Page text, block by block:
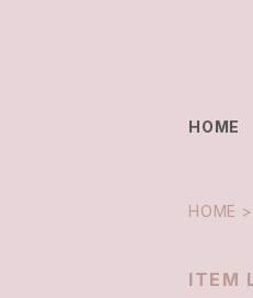
HOME
HOME
ITEM